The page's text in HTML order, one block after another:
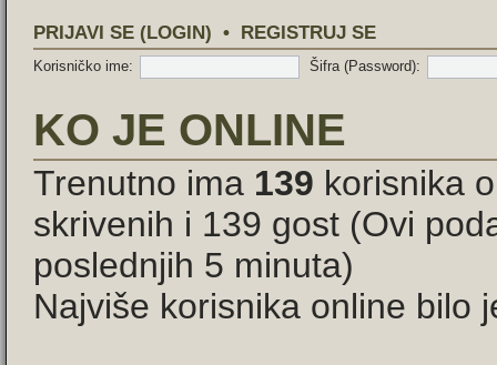
PRIJAVI SE (LOGIN) • REGISTRUJ SE
Korisničko ime: Šifra (Password):
KO JE ONLINE
Trenutno ima 139 korisnika
skrivenih i 139 gost (Ovi
poslednjih 5 minuta)
Najviše korisnika online bilo